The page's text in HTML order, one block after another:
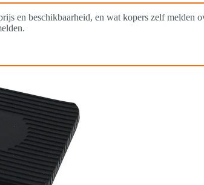
en beschikbaarheid, en wat kopers zelf melden